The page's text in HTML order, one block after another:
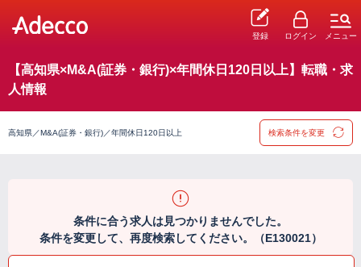
登録 ログイン メニュー
【高知県×M&A(証券・銀行)×年間休日120日以上】転職・求
人情報
高知県／M&A(証券・銀行)／年間休日120日以上 検索条件を変更
条件に合う求人は見つかりませんでした。
条件を変更して、再度検索してください。（E130021）